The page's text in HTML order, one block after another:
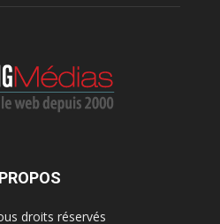
droits réservés